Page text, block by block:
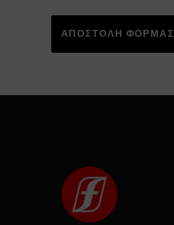
ΑΠΟΣΤΟΛΗ ΦΟΡΜΑΣ